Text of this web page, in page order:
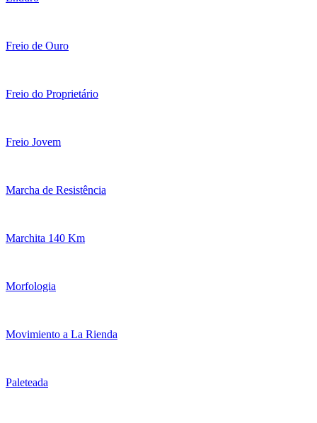
Freio de Ouro
Freio do Proprietário
Freio Jovem
Marcha de Resistência
Marchita 140 Km
Morfologia
Movimiento a La Rienda
Paleteada